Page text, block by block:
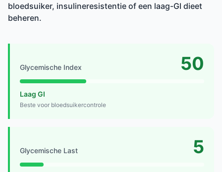
bloedsuiker, insulineresistentie of een laag-GI dieet
beheren.
Glycemische Index 50
Laag GI
Beste voor bloedsuikercontrole
Glycemische Last 5